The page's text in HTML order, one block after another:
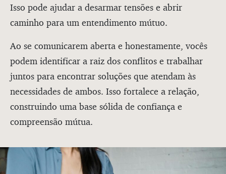
Isso pode ajudar a desarmar tensões e abrir
caminho para um entendimento mútuo.
Ao se comunicarem aberta e honestamente, vocês
podem identificar a raiz dos conflitos e trabalhar
juntos para encontrar soluções que atendam às
necessidades de ambos. Isso fortalece a relação,
construindo uma base sólida de confiança e
compreensão mútua.